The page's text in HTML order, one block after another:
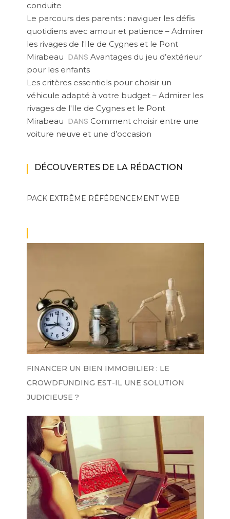
conduite
Le parcours des parents : naviguer les défis
quotidiens avec amour et patience – Admirer
les rivages de l'Ile de Cygnes et le Pont
Mirabeau DANS Avantages du jeu d’extérieur
pour les enfants
Les critères essentiels pour choisir un
véhicule adapté à votre budget – Admirer les
rivages de l'Ile de Cygnes et le Pont
Mirabeau DANS Comment choisir entre une
voiture neuve et une d’occasion
DÉCOUVERTES DE LA RÉDACTION
PACK EXTRÊME RÉFÉRENCEMENT WEB
FINANCER UN BIEN IMMOBILIER : LE
CROWDFUNDING EST-IL UNE SOLUTION
JUDICIEUSE ?